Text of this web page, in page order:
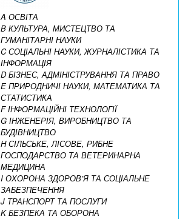
A ОСВІТА
B КУЛЬТУРА, МИСТЕЦТВО ТА
ГУМАНІТАРНІ НАУКИ
C СОЦІАЛЬНІ НАУКИ, ЖУРНАЛІСТИКА ТА
ІНФОРМАЦІЯ
D БІЗНЕС, АДМІНІСТРУВАННЯ ТА ПРАВО
E ПРИРОДНИЧІ НАУКИ, МАТЕМАТИКА ТА
СТАТИСТИКА
F ІНФОРМАЦІЙНІ ТЕХНОЛОГІЇ
G ІНЖЕНЕРІЯ, ВИРОБНИЦТВО ТА
БУДІВНИЦТВО
H СІЛЬСЬКЕ, ЛІСОВЕ, РИБНЕ
ГОСПОДАРСТВО ТА ВЕТЕРИНАРНА
МЕДИЦИНА
I ОХОРОНА ЗДОРОВ’Я ТА СОЦІАЛЬНЕ
ЗАБЕЗПЕЧЕННЯ
J ТРАНСПОРТ ТА ПОСЛУГИ
K БЕЗПЕКА ТА ОБОРОНА